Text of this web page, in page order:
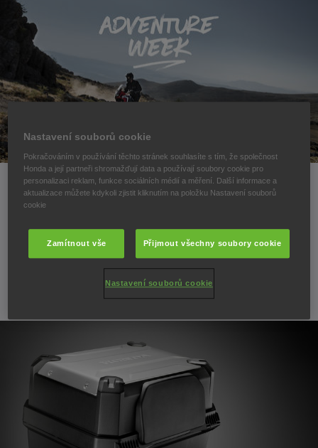
X-ADV HORNÍ KUFR ZDARMA!
dostanete originální horní kufr zdarma!
Nastavení souborů cookie
Pokračováním v používání těchto stránek souhlasíte s tím, že společnost
Honda a její partneři shromažďují data a používají soubory cookie pro
personalizaci reklam, funkce sociálních médií a měření. Další informace a
aktualizace můžete kdykoli zjistit kliknutím na položku Nastavení souborů
cookie
Zamítnout vše Přijmout všechny soubory cookie
Nastavení souborů cookie